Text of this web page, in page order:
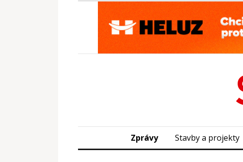
Zprávy Stavby a projekty